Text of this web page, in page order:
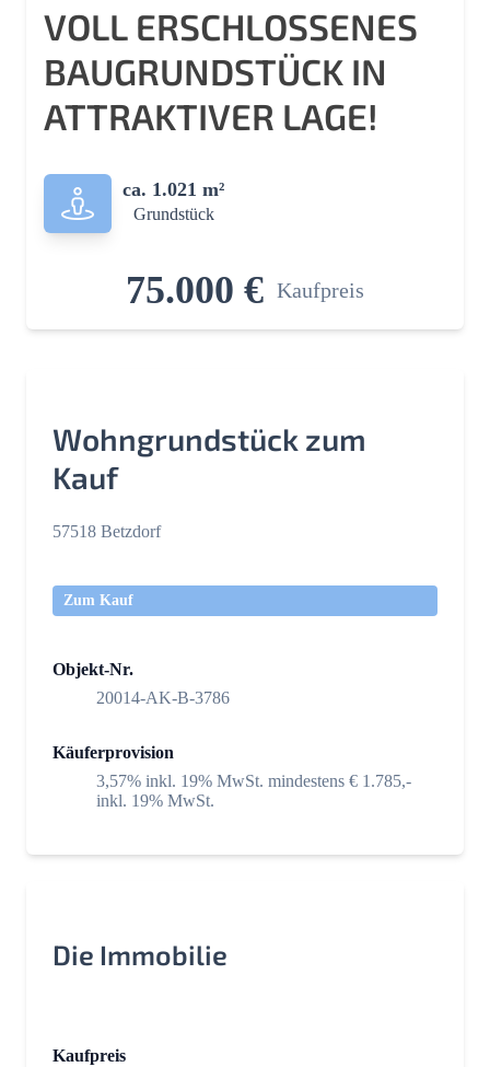
VOLL ERSCHLOSSENES
BAUGRUNDSTÜCK IN
ATTRAKTIVER LAGE!
ca. 1.021 m²
Grundstück
75.000 € Kaufpreis
Wohngrundstück zum
Kauf
57518 Betzdorf
Zum Kauf
Objekt-Nr.
20014-AK-B-3786
Käuferprovision
3,57% inkl. 19% MwSt. mindestens € 1.785,-
inkl. 19% MwSt.
Die Immobilie
Kaufpreis